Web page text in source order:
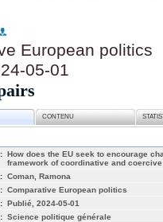
European politics
05-01
CONTENU
How does the EU seek to encourage
framework of coordinative and
Coman, Ramona
Comparative European politics
Publié, 2024-05-01
Science politique générale